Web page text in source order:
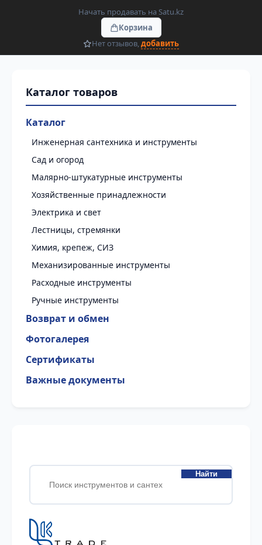
Начать продавать на Satu.kz
Корзина
Нет отзывов,добавить
Каталог
Инженерная сантехника и инструменты
Сад и огород
Малярно-штукатурные инструменты
Хозяйственные принадлежности
Электрика и свет
Лестницы, стремянки
Химия, крепеж, СИЗ
Механизированные инструменты
Расходные инструменты
Ручные инструменты
Возврат и обмен
Фотогалерея
Сертификаты
Важные документы
Найти